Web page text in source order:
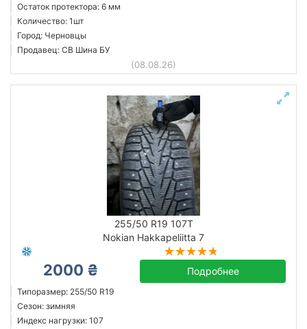
Остаток протектора: 6 мм
Количество: 1шт
Город: Черновцы
Продавец: СВ Шина БУ
(08.08.26)
255/50 R19 107T
Nokian Hakkapeliitta 7
2000 ₴ Подробнее
Типоразмер: 255/50 R19
Сезон: зимняя
Индекс нагрузки: 107